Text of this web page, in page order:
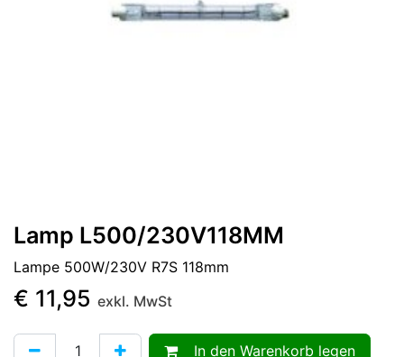
Lamp L500/230V118MM
Lampe 500W/230V R7S 118mm
€ 11,95 exkl. MwSt
In den Warenkorb legen